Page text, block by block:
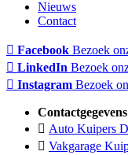
Nieuws
Contact
Facebook Bezoek
LinkedIn Bezoek
Instagram Bezoek
Contactgegevens
Auto Kuipers
Vakgarage